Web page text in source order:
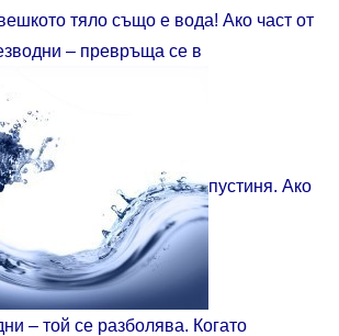
тяло също е вода! Ако част от
– превръща се в
пустиня. Ако
– той се разболява. Когато